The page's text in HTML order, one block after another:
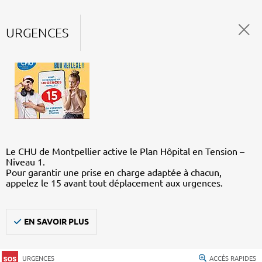
URGENCES
Le CHU de Montpellier active le Plan Hôpital en Tension –
Niveau 1.
Pour garantir une prise en charge adaptée à chacun,
appelez le 15 avant tout déplacement aux urgences.
EN SAVOIR PLUS
URGENCES ACCÈS RAPIDES